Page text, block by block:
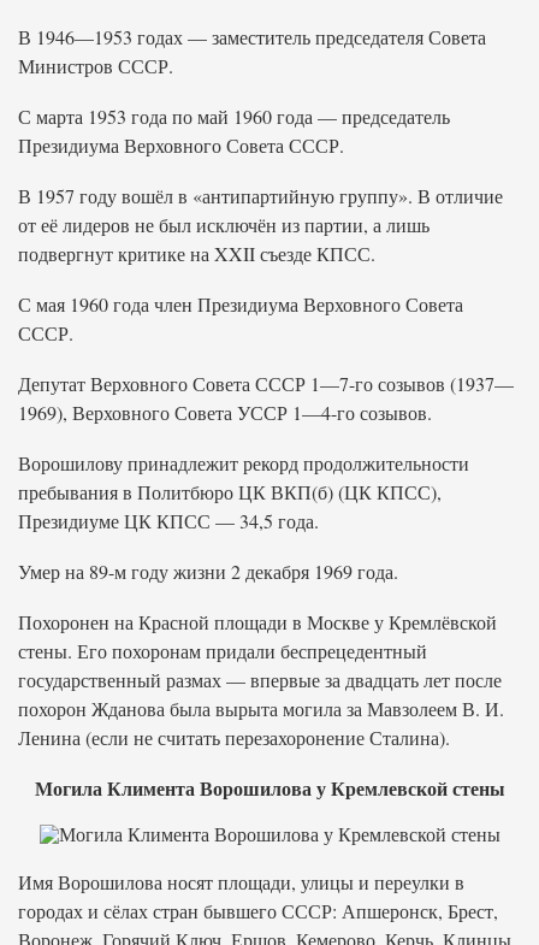
В 1946—1953 годах — заместитель председателя Совета
Министров СССР.
С марта 1953 года по май 1960 года — председатель
Президиума Верховного Совета СССР.
В 1957 году вошёл в «антипартийную группу». В отличие
от её лидеров не был исключён из партии, а лишь
подвергнут критике на XXII съезде КПСС.
С мая 1960 года член Президиума Верховного Совета
СССР.
Депутат Верховного Совета СССР 1—7-го созывов (1937—
1969), Верховного Совета УССР 1—4-го созывов.
Ворошилову принадлежит рекорд продолжительности
пребывания в Политбюро ЦК ВКП(б) (ЦК КПСС),
Президиуме ЦК КПСС — 34,5 года.
Умер на 89-м году жизни 2 декабря 1969 года.
Похоронен на Красной площади в Москве у Кремлёвской
стены. Его похоронам придали беспрецедентный
государственный размах — впервые за двадцать лет после
похорон Жданова была вырыта могила за Мавзолеем В. И.
Ленина (если не считать перезахоронение Сталина).
Могила Климента Ворошилова у Кремлевской стены
Имя Ворошилова носят площади, улицы и переулки в
городах и сёлах стран бывшего СССР: Апшеронск, Брест,
Воронеж, Горячий Ключ, Ершов, Кемерово, Керчь, Клинцы,